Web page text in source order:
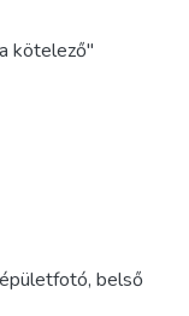
kötelező"
épületfotó, belső